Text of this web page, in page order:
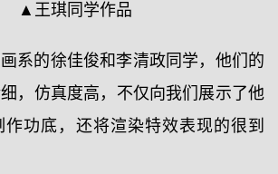
▲王琪同学作品
系的徐佳俊和李清政同学，他们的
，仿真度高，不仅向我们展示了他
功底，还将渲染特效表现的很到